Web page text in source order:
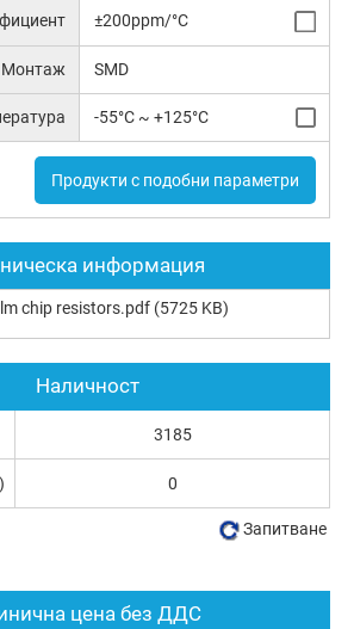
±200ppm/°C
Монтаж SMD
-55°C ~ +125°C
Продукти с подобни параметри
информация
chip resistors.pdf (5725 KB)
цена без ДДС
Наличност
3185
0
Запитване